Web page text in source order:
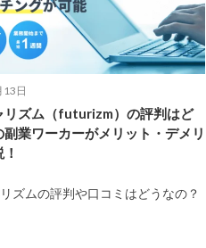
日
リズム（futurizm）の評判はど
副業ワーカーがメリット・デメリ
ズムの評判や口コミはどうなの？